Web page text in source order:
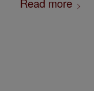
Read more